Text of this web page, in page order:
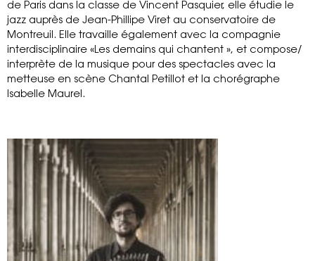
de Paris dans la classe de Vincent Pasquier, elle étudie le
jazz auprès de Jean-Phillipe Viret au conservatoire de
Montreuil. Elle travaille également avec la compagnie
interdisciplinaire «Les demains qui chantent », et compose/
interprète de la musique pour des spectacles avec la
metteuse en scène Chantal Petillot et la chorégraphe
Isabelle Maurel.